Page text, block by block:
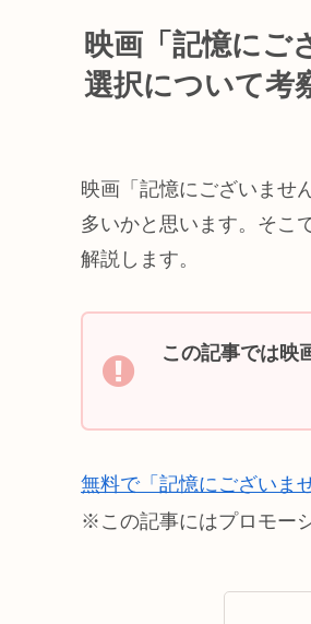
映画「記憶にご
選択について考
映画「記憶にございませ
多いかと思います。そこ
解説します。
この記事では映
無料で「記憶にございま
※この記事にはプロモー